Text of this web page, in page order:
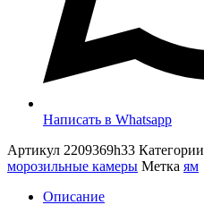
Написать в Whatsapp
Артикул 2209369h33 Категории
морозильные камеры Метка ям
Описание